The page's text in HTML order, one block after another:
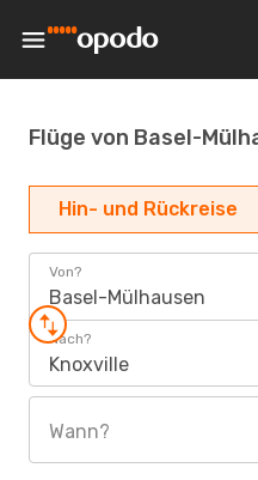
Flüge von Basel-
Hin- und Rückreise
Von?
Basel-Mülhausen
Nach?
Knoxville
Wann?